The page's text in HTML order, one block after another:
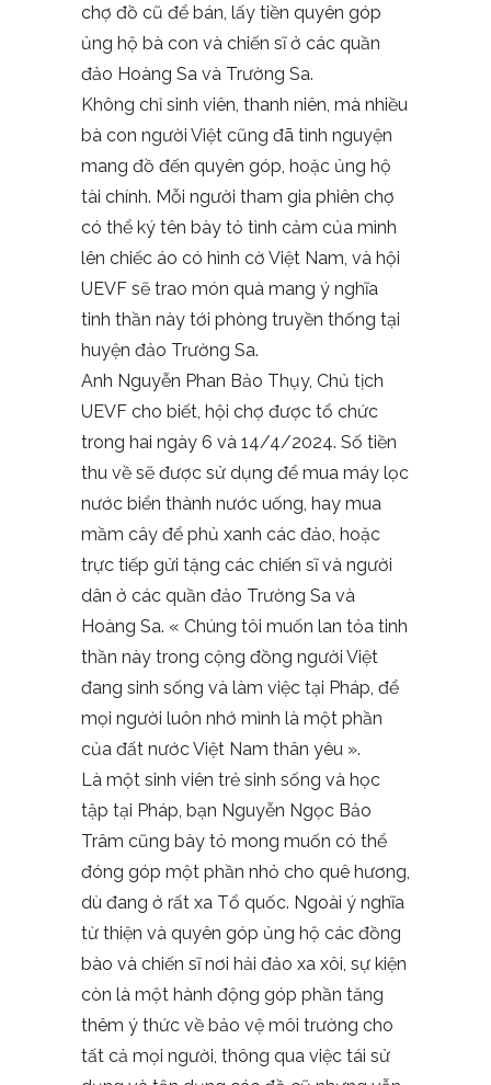
chợ đồ cũ để bán, lấy tiền quyên góp
ủng hộ bà con và chiến sĩ ở các quần
đảo Hoàng Sa và Trường Sa.
Không chỉ sinh viên, thanh niên, mà nhiều
bà con người Việt cũng đã tình nguyện
mang đồ đến quyên góp, hoặc ủng hộ
tài chính. Mỗi người tham gia phiên chợ
có thể ký tên bày tỏ tình cảm của mình
lên chiếc áo có hình cờ Việt Nam, và hội
UEVF sẽ trao món quà mang ý nghĩa
tinh thần này tới phòng truyền thống tại
huyện đảo Trường Sa.
Anh Nguyễn Phan Bảo Thụy, Chủ tịch
UEVF cho biết, hội chợ được tổ chức
trong hai ngày 6 và 14/4/2024. Số tiền
thu về sẽ được sử dụng để mua máy lọc
nước biển thành nước uống, hay mua
mầm cây để phủ xanh các đảo, hoặc
trực tiếp gửi tặng các chiến sĩ và người
dân ở các quần đảo Trường Sa và
Hoàng Sa. « Chúng tôi muốn lan tỏa tinh
thần này trong cộng đồng người Việt
đang sinh sống và làm việc tại Pháp, để
mọi người luôn nhớ mình là một phần
của đất nước Việt Nam thân yêu ».
Là một sinh viên trẻ sinh sống và học
tập tại Pháp, bạn Nguyễn Ngọc Bảo
Trâm cũng bày tỏ mong muốn có thể
đóng góp một phần nhỏ cho quê hương,
dù đang ở rất xa Tổ quốc. Ngoài ý nghĩa
từ thiện và quyên góp ủng hộ các đồng
bào và chiến sĩ nơi hải đảo xa xôi, sự kiện
còn là một hành động góp phần tăng
thêm ý thức về bảo vệ môi trường cho
tất cả mọi người, thông qua việc tái sử